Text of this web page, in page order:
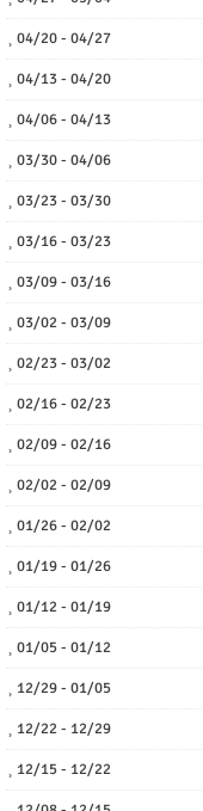
04/20 - 04/27
04/13 - 04/20
04/06 - 04/13
03/30 - 04/06
03/23 - 03/30
03/16 - 03/23
03/09 - 03/16
03/02 - 03/09
02/23 - 03/02
02/16 - 02/23
02/09 - 02/16
02/02 - 02/09
01/26 - 02/02
01/19 - 01/26
01/12 - 01/19
01/05 - 01/12
12/29 - 01/05
12/22 - 12/29
12/15 - 12/22